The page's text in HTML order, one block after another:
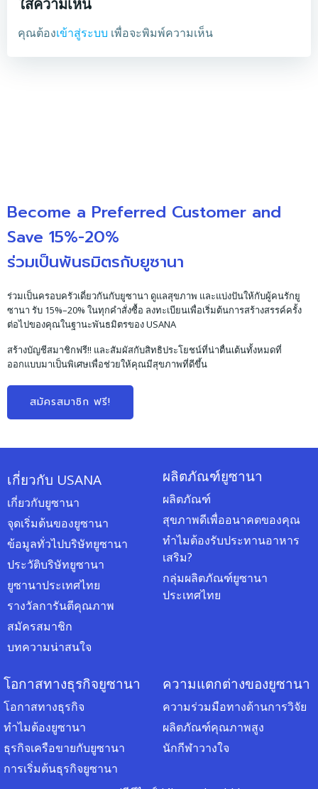
คุณต้องเข้าสู่ระบบ เพื่อจะพิมพ์ความเห็น
Become a Preferred Customer and
Save 15%-20%
ร่วมเป็นพันธมิตรกับยูซานา
ร่วมเป็นครอบครัวเดี่ยวกันกับยูซานา ดูแลสุขภาพ และแบ่งปันให้กับผู้คนรักยู
ซานา รับ 15%–20% ในทุกคำสั่งซื้อ ลงทะเบียนเพื่อเริ่มต้นการสร้างสรรค์ครั้ง
ต่อไปของคุณในฐานะพันธมิตรของ USANA
สร้างบัญชีสมาชิกฟรี!! และสัมผัสกับสิทธิประโยชน์ที่น่าตื่นเต้นทั้งหมดที่
ออกแบบมาเป็นพิเศษเพื่อช่วยให้คุณมีสุขภาพที่ดีขึ้น
สมัครสมาชิก ฟรี!
เกี่ยวกับ USANA
เกี่ยวกับยูซานา
จุดเริ่มต้นของยูซานา
ข้อมูลทั่วไปบริษัทยูซานา
ประวัติบริษัทยูซานา
ยูซานาประเทศไทย
รางวัลการันตีคุณภาพ
สมัครสมาชิก
บทความน่าสนใจ
ผลิตภัณฑ์ยูซานา
ผลิตภัณฑ์
สุขภาพดีเพื่ออนาคตของคุณ
ทำไมต้องรับประทานอาหาร
เสริม?
กลุ่มผลิตภัณฑ์ยูซานา
ประเทศไทย
โอกาสทางธุรกิจยูซานา
โอกาสทางธุรกิจ
ทำไมต้องยูซานา
ธุรกิจเครือขายกับยูซานา
การเริ่มต้นธุรกิจยูซานา
ความแตกต่างของยูซานา
ความร่วมมือทางด้านการวิจัย
ผลิตภัณฑ์คุณภาพสูง
นักกีฬาวางใจ